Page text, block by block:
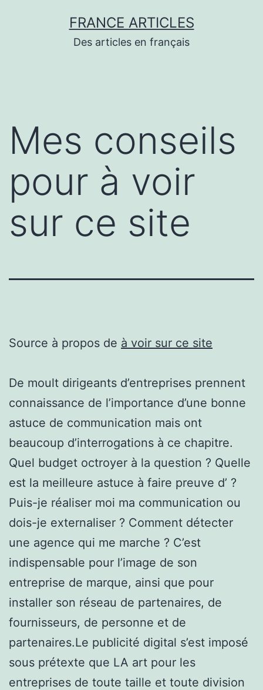
FRANCE ARTICLES
Des articles en français
Mes conseils
pour à voir
sur ce site
Source à propos de à voir sur ce site
De moult dirigeants d’entreprises prennent
connaissance de l’importance d’une bonne
astuce de communication mais ont
beaucoup d’interrogations à ce chapitre.
Quel budget octroyer à la question ? Quelle
est la meilleure astuce à faire preuve d’ ?
Puis-je réaliser moi ma communication ou
dois-je externaliser ? Comment détecter
une agence qui me marche ? C’est
indispensable pour l’image de son
entreprise de marque, ainsi que pour
installer son réseau de partenaires, de
fournisseurs, de personne et de
partenaires.Le publicité digital s’est imposé
sous prétexte que LA art pour les
entreprises de toute taille et toute division